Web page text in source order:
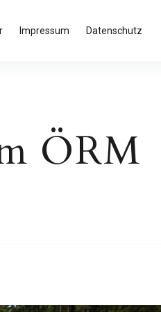
Impressum Datenschutz
ÖRM